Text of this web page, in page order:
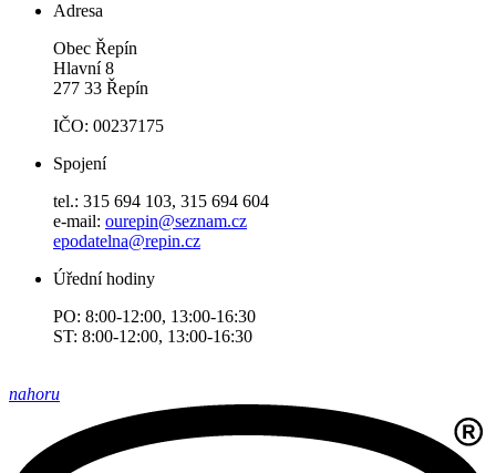
Adresa
Obec Řepín
Hlavní 8
277 33 Řepín
IČO: 00237175
Spojení
tel.: 315 694 103, 315 694 604
e-mail: ourepin@seznam.cz
epodatelna@repin.cz
Úřední hodiny
PO: 8:00-12:00, 13:00-16:30
ST: 8:00-12:00, 13:00-16:30
nahoru